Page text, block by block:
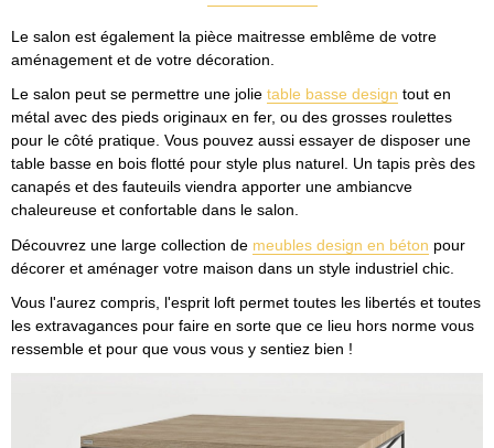
Le salon est également la pièce maitresse emblême de votre
aménagement et de votre décoration.
Le salon peut se permettre une jolie table basse design tout en
métal avec des pieds originaux en fer, ou des grosses roulettes
pour le côté pratique. Vous pouvez aussi essayer de disposer une
table basse en bois flotté pour style plus naturel. Un tapis près des
canapés et des fauteuils viendra apporter une ambiancve
chaleureuse et confortable dans le salon.
Découvrez une large collection de meubles design en béton pour
décorer et aménager votre maison dans un style industriel chic.
Vous l'aurez compris, l'esprit loft permet toutes les libertés et toutes
les extravagances pour faire en sorte que ce lieu hors norme vous
ressemble et pour que vous vous y sentiez bien !